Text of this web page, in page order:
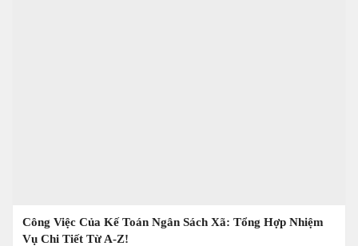
Công Việc Của Kế Toán Ngân Sách Xã: Tổng Hợp Nhiệm
Vụ Chi Tiết Từ A-Z!